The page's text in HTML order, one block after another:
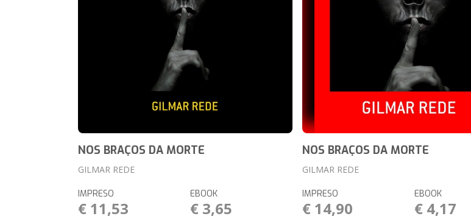
NOS BRAÇOS DA MORTE
GILMAR REDE
IMPRESO
€ 11,53
EBOOK
€ 3,65
NOS BRAÇOS DA MORTE
GILMAR REDE
IMPRESO
€ 14,90
EBOOK
€ 4,17